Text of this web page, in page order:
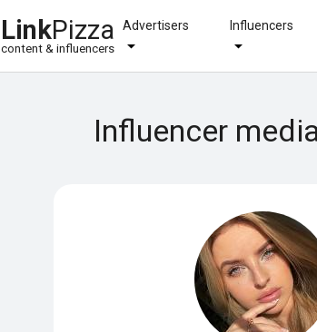
LinkPizza
content & influencers
Advertisers Influencers
Influencer